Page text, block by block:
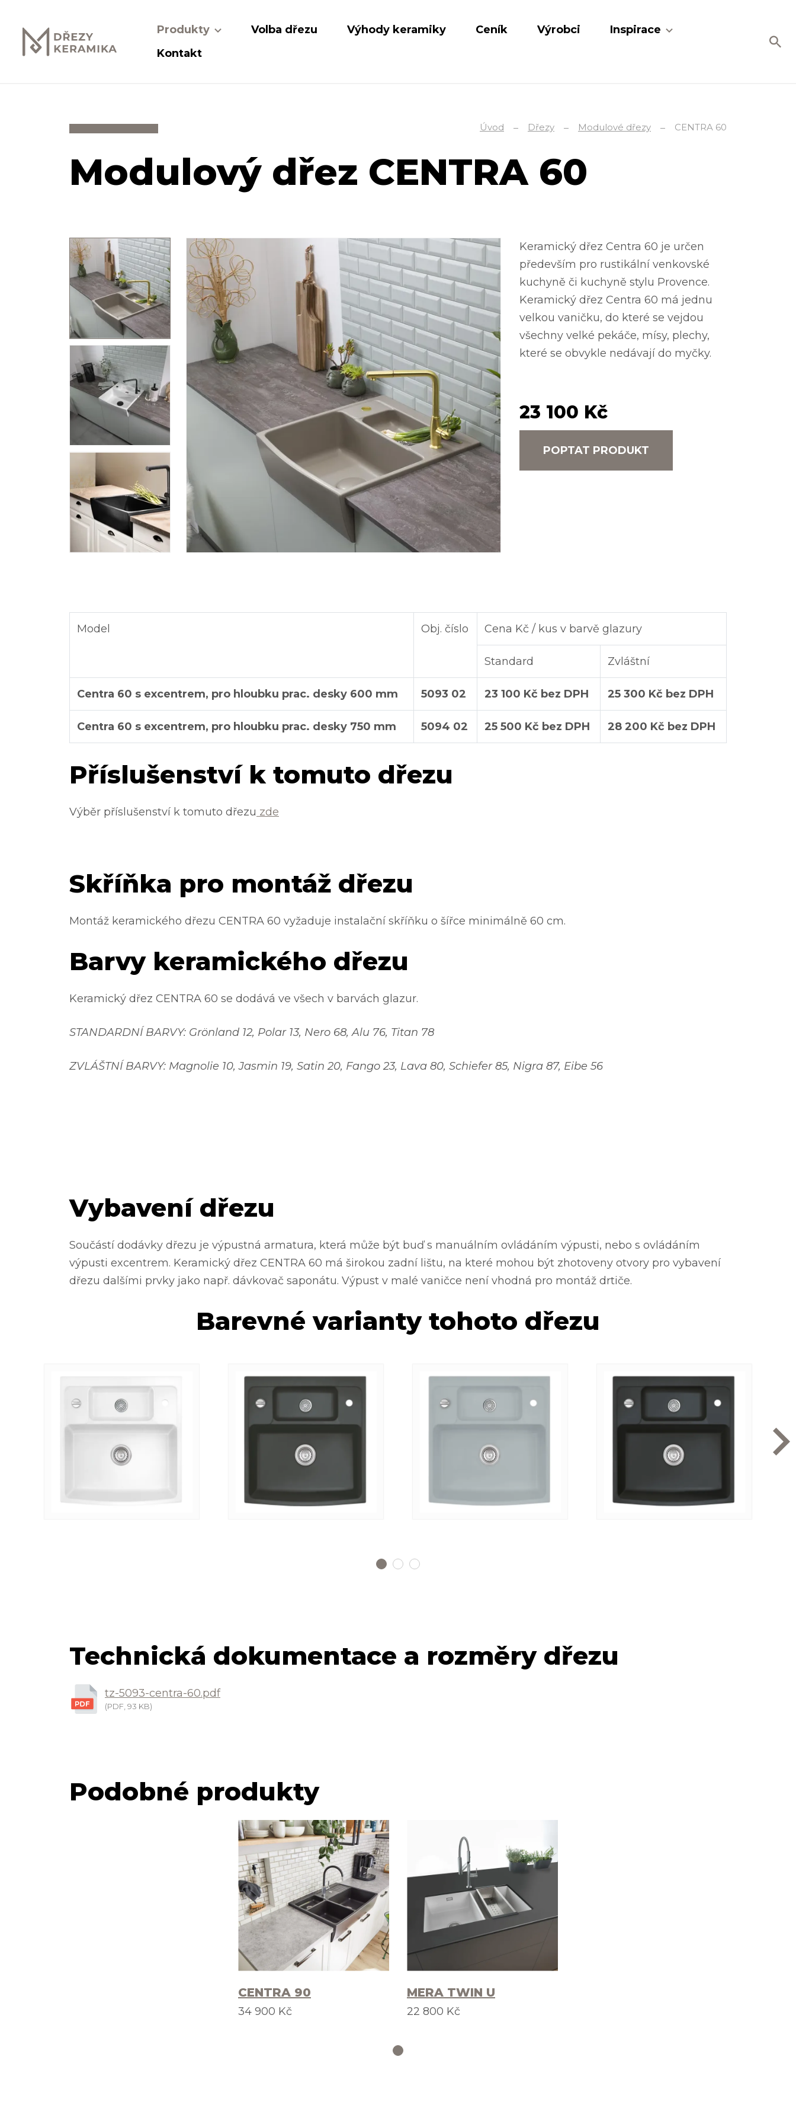
Produkty Volba dřezu Výhody keramiky Ceník Výrobci
Inspirace
Kontakt
Úvod Dřezy Modulové dřezy CENTRA 60
Modulový dřez CENTRA 60
Keramický dřez Centra 60 je určen
především pro rustikální venkovské
kuchyně či kuchyně stylu Provence.
Keramický dřez Centra 60 má jednu
velkou vaničku, do které se vejdou
všechny velké pekáče, mísy, plechy,
které se obvykle nedávají do myčky.
23 100 Kč
POPTAT PRODUKT
Model Obj. číslo Cena Kč / kus v barvě glazury
Standard Zvláštní
Centra 60 s excentrem, pro hloubku prac. desky 600 mm 5093 02 23 100 Kč bez DPH 25 300 Kč bez DPH
Centra 60 s excentrem, pro hloubku prac. desky 750 mm 5094 02 25 500 Kč bez DPH 28 200 Kč bez DPH
Příslušenství k tomuto dřezu
Výběr příslušenství k tomuto dřezu zde
Skříňka pro montáž dřezu
Montáž keramického dřezu CENTRA 60 vyžaduje instalační skříňku o šířce minimálně 60 cm.
Barvy keramického dřezu
Keramický dřez CENTRA 60 se dodává ve všech v barvách glazur.
STANDARDNÍ BARVY: Grönland 12, Polar 13, Nero 68, Alu 76, Titan 78
ZVLÁŠTNÍ BARVY: Magnolie 10, Jasmin 19, Satin 20, Fango 23, Lava 80, Schiefer 85, Nigra 87, Eibe 56
Vybavení dřezu
Součástí dodávky dřezu je výpustná armatura, která může být buď s manuálním ovládáním výpusti, nebo s ovládáním
výpusti excentrem. Keramický dřez CENTRA 60 má širokou zadní lištu, na které mohou být zhotoveny otvory pro vybavení
dřezu dalšími prvky jako např. dávkovač saponátu. Výpust v malé vaničce není vhodná pro montáž drtiče.
Barevné varianty tohoto dřezu
Technická dokumentace a rozměry dřezu
tz-5093-centra-60.pdf
(PDF, 93 KB)
Podobné produkty
CENTRA 90
34 900 Kč
MERA TWIN U
22 800 Kč